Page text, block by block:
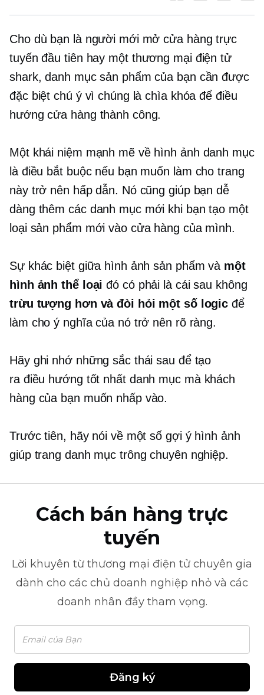
Cho dù bạn là người mới mở cửa hàng trực
tuyến đầu tiên hay một thương mại điện tử
shark, danh mục sản phẩm của bạn cần được
đặc biệt chú ý vì chúng là chìa khóa để điều
hướng cửa hàng thành công.
Một khái niệm mạnh mẽ về hình ảnh danh mục
là điều bắt buộc nếu bạn muốn làm cho trang
này trở nên hấp dẫn. Nó cũng giúp bạn dễ
dàng thêm các danh mục mới khi bạn tạo một
loại sản phẩm mới vào cửa hàng của mình.
Sự khác biệt giữa hình ảnh sản phẩm và một
hình ảnh thể loại đó có phải là cái sau không
trừu tượng hơn và đòi hỏi một số logic để
làm cho ý nghĩa của nó trở nên rõ ràng.
Hãy ghi nhớ những sắc thái sau để tạo
ra điều hướng tốt nhấtdanh mục mà khách
hàng của bạn muốn nhấp vào.
Trước tiên, hãy nói về một số gợi ý hình ảnh
giúp trang danh mục trông chuyên nghiệp.
Cách bán hàng trực
tuyến
Lời khuyên từ thương mại điện tử chuyên gia
dành cho các chủ doanh nghiệp nhỏ và các
doanh nhân đầy tham vọng.
Đăng ký